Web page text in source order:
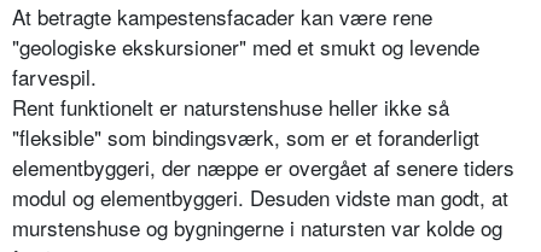
At betragte kampestensfacader kan være rene
"geologiske ekskursioner" med et smukt og levende
farvespil.
Rent funktionelt er naturstenshuse heller ikke så
"fleksible" som bindingsværk, som er et foranderligt
elementbyggeri, der næppe er overgået af senere tiders
modul og elementbyggeri. Desuden vidste man godt, at
murstenshuse og bygningerne i natursten var kolde og